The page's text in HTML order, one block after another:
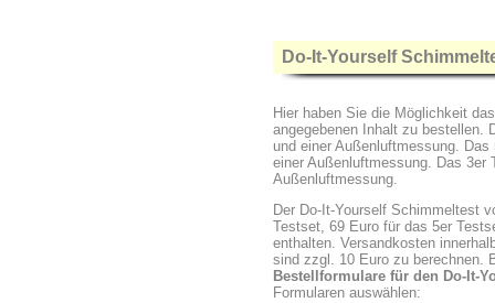
Do-It-Yourself
Hier haben Sie die Möglichkeit
angegebenen Inhalt zu bestellen.
und einer Außenluftmessung.
einer Außenluftmessung. Das 3er
Außenluftmessung.
Der Do-It-Yourself Schimmeltest
Testset, 69 Euro für das 5er
enthalten. Versandkosten
sind zzgl. 10 Euro zu berechnen.
Bestellformulare für den Do-It-
Formularen auswählen: